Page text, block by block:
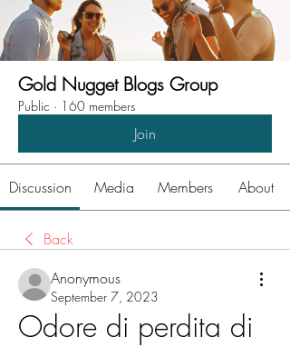
Gold Nugget Blogs Group
Public · 160 members
Join
Discussion Media Members About
Back
Anonymous
September 7, 2023
Odore di perdita di